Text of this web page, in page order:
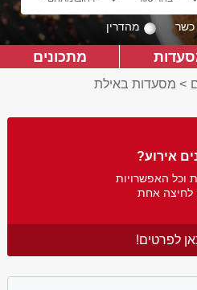
כשר מהדרין
מתכונים
> מסעדות באילת
אירוע?
וכל האפשרויות
לחיצה אחת
לפרטים!